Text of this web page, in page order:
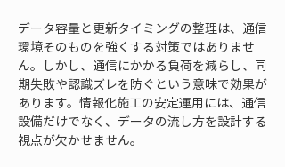
データ容量と更新タイミングの整理は、通信
環境そのものを強くする対策ではありませ
ん。しかし、通信にかかる負荷を減らし、同
期失敗や認識ズレを防ぐという意味で効果が
あります。情報化施工の安定運用には、通信
設備だけでなく、データの流し方を設計する
視点が欠かせません。